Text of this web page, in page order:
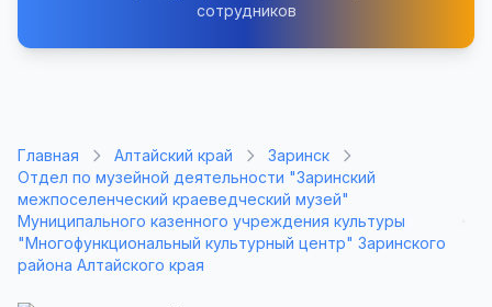
сотрудников
Главная Алтайский край
Заринск
Отдел по музейной деятельности "Заринский
межпоселенческий краеведческий музей"
Муниципального казенного учреждения культуры
"Многофункциональный культурный центр" Заринского
района Алтайского края